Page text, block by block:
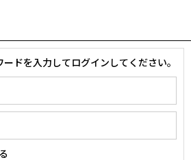
ドを入力してログインしてください。